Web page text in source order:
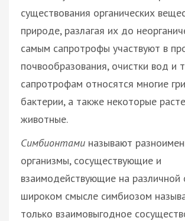
существования органических
природе, разлагая их до
самым сапротрофы участвуют в
почвообразования, очистки вод и
сапротрофам относятся многие
бактерии, а также некоторые
животные.
Симбионтами называют
организмы, сосуществующие и
взаимодействующие на различной
широком смысле симбиозом
только взаимовыгодное